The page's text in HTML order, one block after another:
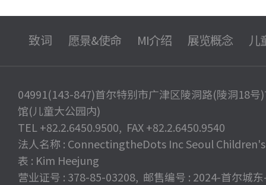
致词 愿景&使命 MI介绍 展览概念 儿
04991(143-847)首尔特别市广津区陵洞路(陵洞18号
馆(儿童大公园内)
TEL +82.2.6450.9500, FAX +82.2.6450.9540
法人名称 : ConnectingtheDots Inc Seoul
表 : Kim Heejung
营业证号 : 378-85-03208, 邮售编号 : 2024-首尔城